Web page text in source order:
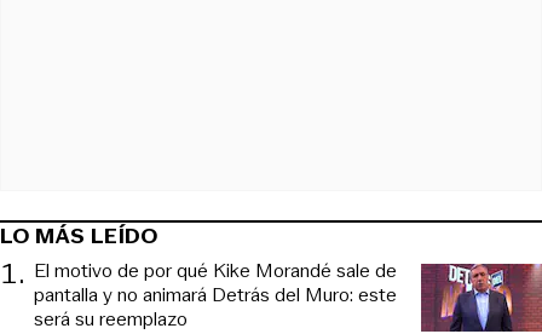
LO MÁS LEÍDO
1. El motivo de por qué Kike Morandé sale de
pantalla y no animará Detrás del Muro: este
será su reemplazo